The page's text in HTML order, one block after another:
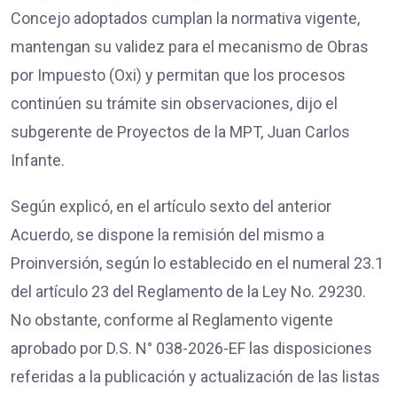
Concejo adoptados cumplan la normativa vigente,
mantengan su validez para el mecanismo de Obras
por Impuesto (Oxi) y permitan que los procesos
continúen su trámite sin observaciones, dijo el
subgerente de Proyectos de la MPT, Juan Carlos
Infante.
Según explicó, en el artículo sexto del anterior
Acuerdo, se dispone la remisión del mismo a
Proinversión, según lo establecido en el numeral 23.1
del artículo 23 del Reglamento de la Ley No. 29230.
No obstante, conforme al Reglamento vigente
aprobado por D.S. N° 038-2026-EF las disposiciones
referidas a la publicación y actualización de las listas